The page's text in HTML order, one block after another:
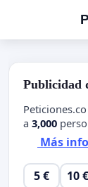
Publicidad
a 3,000
Más
5 € 10 €